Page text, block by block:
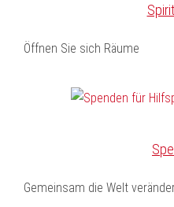
Öffnen Sie sich Räume
Gemeinsam die Welt